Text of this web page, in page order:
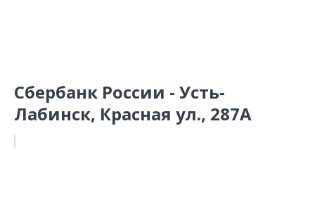
Сбербанк России - Усть-
Лабинск, Красная ул., 287А